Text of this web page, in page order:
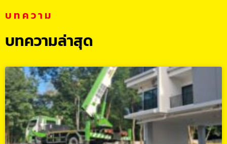
บทความ
บทความล่าสุด